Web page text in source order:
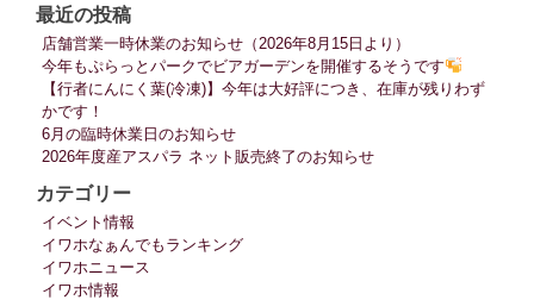
最近の投稿
店舗営業一時休業のお知らせ（2026年8月15日より）
今年もぷらっとパークでビアガーデンを開催するそうです
【行者にんにく葉(冷凍)】今年は大好評につき、在庫が残りわず
かです！
6月の臨時休業日のお知らせ
2026年度産アスパラ ネット販売終了のお知らせ
カテゴリー
イベント情報
イワホなぁんでもランキング
イワホニュース
イワホ情報